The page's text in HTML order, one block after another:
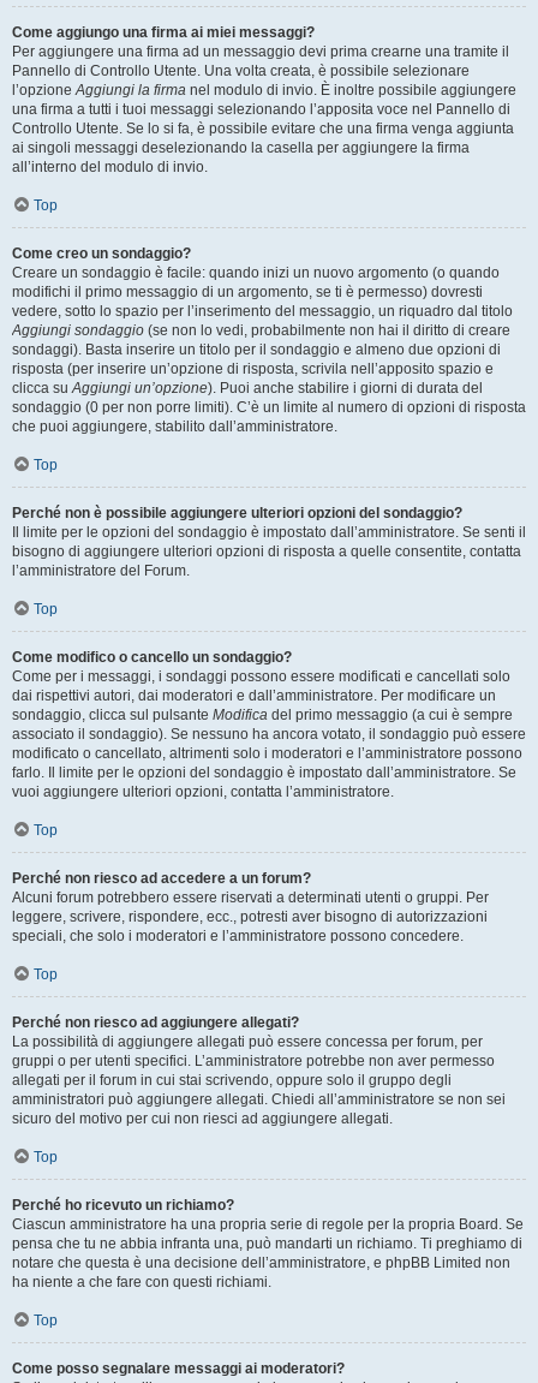
Come aggiungo una firma ai miei messaggi?
Per aggiungere una firma ad un messaggio devi prima crearne una tramite il
Pannello di Controllo Utente. Una volta creata, è possibile selezionare
l’opzioneAggiungi la firma nel modulo di invio. È inoltre possibile aggiungere
una firma a tutti i tuoi messaggi selezionando l’apposita voce nel Pannello di
Controllo Utente. Se lo si fa, è possibile evitare che una firma venga aggiunta
ai singoli messaggi deselezionando la casella per aggiungere la firma
all’interno del modulo di invio.
Top
Come creo un sondaggio?
Creare un sondaggio è facile: quando inizi un nuovo argomento (o quando
modifichi il primo messaggio di un argomento, se ti è permesso) dovresti
vedere, sotto lo spazio per l’inserimento del messaggio, un riquadro dal titolo
Aggiungi sondaggio (se non lo vedi, probabilmente non hai il diritto di creare
sondaggi). Basta inserire un titolo per il sondaggio e almeno due opzioni di
risposta (per inserire un’opzione di risposta, scrivila nell’apposito spazio e
clicca suAggiungi un’opzione). Puoi anche stabilire i giorni di durata del
sondaggio (0 per non porre limiti). C’è un limite al numero di opzioni di risposta
che puoi aggiungere, stabilito dall’amministratore.
Top
Perché non è possibile aggiungere ulteriori opzioni del sondaggio?
Il limite per le opzioni del sondaggio è impostato dall’amministratore. Se senti il
bisogno di aggiungere ulteriori opzioni di risposta a quelle consentite, contatta
l’amministratore del Forum.
Top
Come modifico o cancello un sondaggio?
Come per i messaggi, i sondaggi possono essere modificati e cancellati solo
dai rispettivi autori, dai moderatori e dall’amministratore. Per modificare un
sondaggio, clicca sul pulsante Modifica del primo messaggio (a cui è sempre
associato il sondaggio). Se nessuno ha ancora votato, il sondaggio può essere
modificato o cancellato, altrimenti solo i moderatori e l’amministratore possono
farlo. Il limite per le opzioni del sondaggio è impostato dall’amministratore. Se
vuoi aggiungere ulteriori opzioni, contatta l’amministratore.
Top
Perché non riesco ad accedere a un forum?
Alcuni forum potrebbero essere riservati a determinati utenti o gruppi. Per
leggere, scrivere, rispondere, ecc., potresti aver bisogno di autorizzazioni
speciali, che solo i moderatori e l’amministratore possono concedere.
Top
Perché non riesco ad aggiungere allegati?
La possibilità di aggiungere allegati può essere concessa per forum, per
gruppi o per utenti specifici. L’amministratore potrebbe non aver permesso
allegati per il forum in cui stai scrivendo, oppure solo il gruppo degli
amministratori può aggiungere allegati. Chiedi all’amministratore se non sei
sicuro del motivo per cui non riesci ad aggiungere allegati.
Top
Perché ho ricevuto un richiamo?
Ciascun amministratore ha una propria serie di regole per la propria Board. Se
pensa che tu ne abbia infranta una, può mandarti un richiamo. Ti preghiamo di
notare che questa è una decisione dell’amministratore, e phpBB Limited non
ha niente a che fare con questi richiami.
Top
Come posso segnalare messaggi ai moderatori?